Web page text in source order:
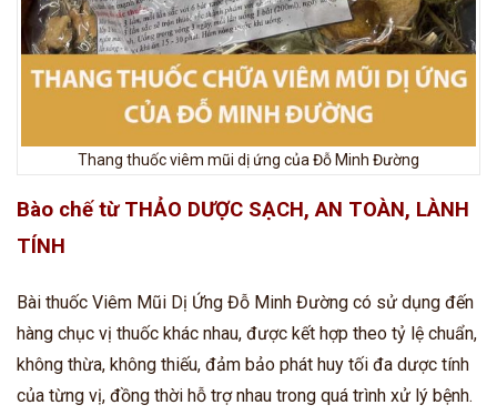
Thang thuốc viêm mũi dị ứng của Đỗ Minh Đường
Bào chế từ THẢO DƯỢC SẠCH, AN TOÀN, LÀNH
TÍNH
Bài thuốc Viêm Mũi Dị Ứng Đỗ Minh Đường có sử dụng đến
hàng chục vị thuốc khác nhau, được kết hợp theo tỷ lệ chuẩn,
không thừa, không thiếu, đảm bảo phát huy tối đa dược tính
của từng vị, đồng thời hỗ trợ nhau trong quá trình xử lý bệnh.